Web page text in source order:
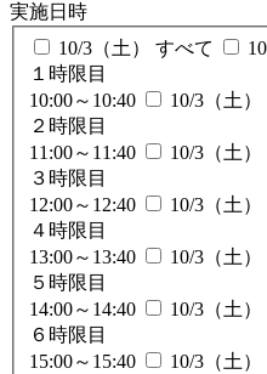
実施日時
10/3（土） すべて
１時限目
10:00～10:40
10/3（土）
２時限目
11:00～11:40
10/3（土）
３時限目
12:00～12:40
10/3（土）
４時限目
13:00～13:40
10/3（土）
５時限目
14:00～14:40
10/3（土）
６時限目
15:00～15:40
10/3（土）